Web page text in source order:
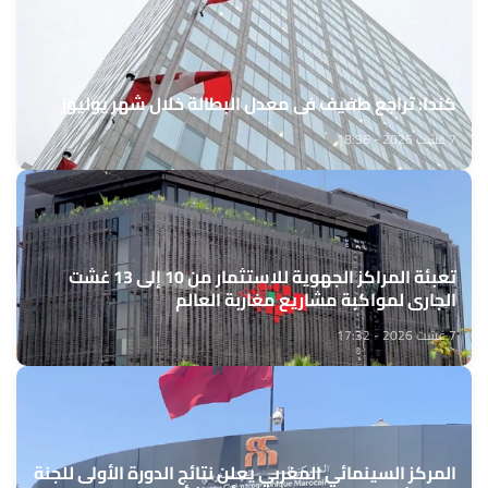
كندا: تراجع طفيف في معدل البطالة خلال شهر يوليوز
7 غشت 2026 - 18:36
تعبئة المراكز الجهوية للاستثمار من 10 إلى 13 غشت
الجاري لمواكبة مشاريع مغاربة العالم
7 غشت 2026 - 17:32
المركز السينمائي المغربي يعلن نتائج الدورة الأولى للجنة